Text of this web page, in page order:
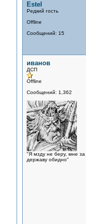
Estel
Редкий гость
Offline
Сообщений: 15
иванов
ДСП
Offline
Сообщений: 1,362
"Я мзду не беру, мне за
державу обидно"